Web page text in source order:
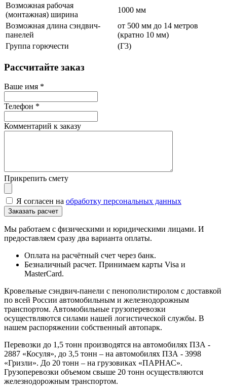
Возможная рабочая
(монтажная) ширина
1000 мм
Возможная длина сэндвич-
панелей
от 500 мм до 14 метров
(кратно 10 мм)
Группа горючести
(Г3)
Рассчитайте заказ
Ваше имя *
Телефон *
Комментарий к заказу
Прикрепить смету
Я согласен на обработку персональных данных
Мы работаем с физическими и юридическими лицами. И
предоставляем сразу два варианта оплаты.
Оплата на расчётный счет через банк.
Безналичный расчет. Принимаем карты Visa и
MasterCard.
Кровельные сэндвич-панели с пенополистиролом с доставкой
по всей России автомобильным и железнодорожным
транспортом. Автомобильные грузоперевозки
осуществляются силами нашей логистической службы. В
нашем распоряжении собственный автопарк.
Перевозки до 1,5 тонн производятся на автомобилях ПЗА -
2887 «Косуля», до 3,5 тонн – на автомобилях ПЗА - 3998
«Гризли». До 20 тонн – на грузовиках «ПАРНАС».
Грузоперевозки объемом свыше 20 тонн осуществляются
железнодорожным транспортом.